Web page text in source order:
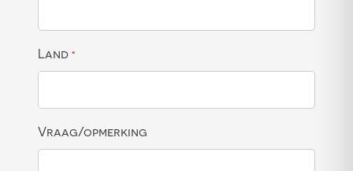
Land *
Vraag/opmerking